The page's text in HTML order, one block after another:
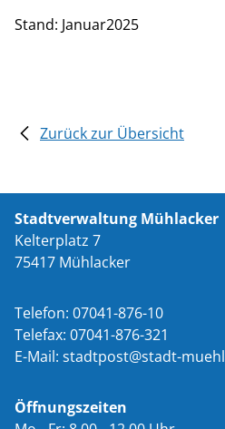
Stand: Januar2025
Zurück zur Übersicht
Stadtverwaltung Mühlacker
Kelterplatz 7
75417 Mühlacker
Telefon: 07041-876-10
Telefax: 07041-876-321
E-Mail: st dtp st st dt-m hl
Öffnungszeiten